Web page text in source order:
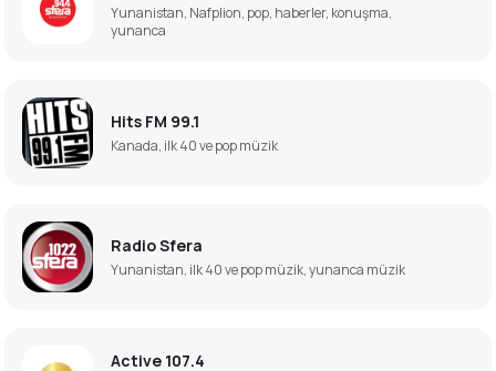
Yunanistan, Nafplion, pop, haberler, konuşma,
yunanca
Hits FM 99.1
Kanada, ilk 40 ve pop müzik
Radio Sfera
Yunanistan, ilk 40 ve pop müzik, yunanca müzik
Active 107.4